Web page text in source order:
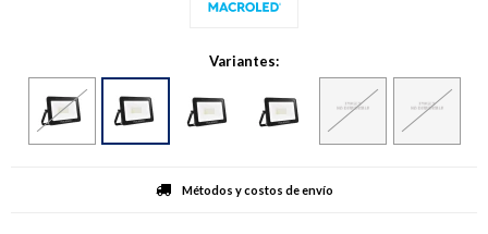
Variantes:
Métodos y costos de envío